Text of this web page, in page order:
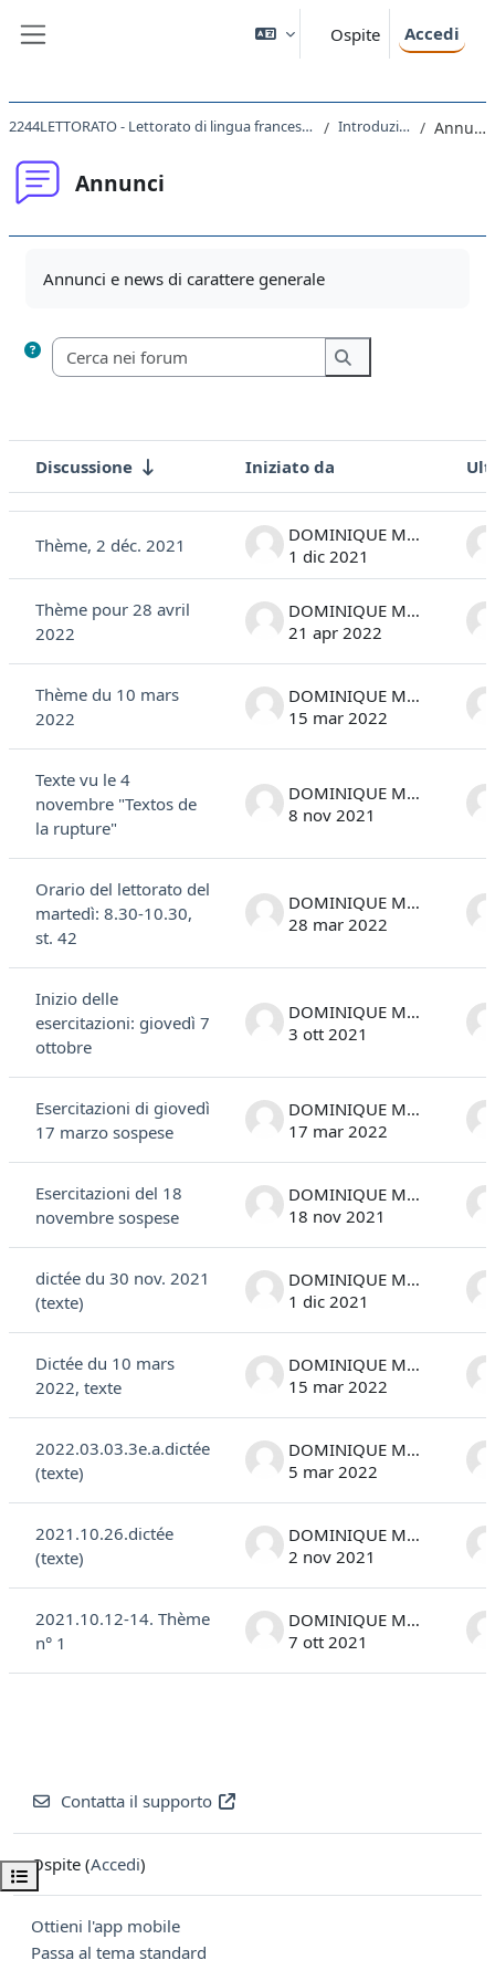
Ospite Accedi
Apri indice del corso
2244LETTORATO - Lettorato di lingua francese III 2021 Introduzione Annunci
Annunci
Annunci e news di carattere generale
Cerca nei forum
Cerca nei forum
Stato
Discussione Iniziato da
Thème, 2 déc. 2021
DOMINIQUE MARC COSTANTINI
1 dic 2021
Thème pour 28 avril
2022
DOMINIQUE MARC COSTANTINI
21 apr 2022
Thème du 10 mars
2022
DOMINIQUE MARC COSTANTINI
15 mar 2022
Texte vu le 4
novembre "Textos de
la rupture"
DOMINIQUE MARC COSTANTINI
8 nov 2021
Orario del lettorato del
martedì: 8.30-10.30,
st. 42
DOMINIQUE MARC COSTANTINI
28 mar 2022
Inizio delle
esercitazioni: giovedì 7
ottobre
DOMINIQUE MARC COSTANTINI
3 ott 2021
Esercitazioni di giovedì
17 marzo sospese
DOMINIQUE MARC COSTANTINI
17 mar 2022
Esercitazioni del 18
novembre sospese
DOMINIQUE MARC COSTANTINI
18 nov 2021
dictée du 30 nov. 2021
(texte)
DOMINIQUE MARC COSTANTINI
1 dic 2021
Dictée du 10 mars
2022, texte
DOMINIQUE MARC COSTANTINI
15 mar 2022
2022.03.03.3e.a.dictée
(texte)
DOMINIQUE MARC COSTANTINI
5 mar 2022
2021.10.26.dictée
(texte)
DOMINIQUE MARC COSTANTINI
2 nov 2021
2021.10.12-14. Thème
n° 1
DOMINIQUE MARC COSTANTINI
7 ott 2021
Contatta il supporto
Ospite (Accedi)
Ottieni l'app mobile
Passa al tema standard